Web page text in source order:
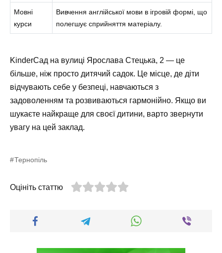
Мовні
курси
Вивчення англійської мови в ігровій формі, що
полегшує сприйняття матеріалу.
KinderСад на вулиці Ярослава Стецька, 2 — це
більше, ніж просто дитячий садок. Це місце, де діти
відчувають себе у безпеці, навчаються з
задоволенням та розвиваються гармонійно. Якщо ви
шукаєте найкраще для своєї дитини, варто звернути
увагу на цей заклад.
Тернопіль
Оцініть статтю